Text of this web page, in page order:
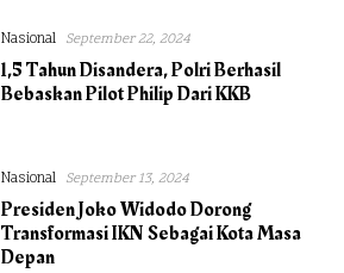
Nasional September 22, 2024
1,5 Tahun Disandera, Polri Berhasil
Bebaskan Pilot Philip Dari KKB
Nasional September 13, 2024
Presiden Joko Widodo Dorong
Transformasi IKN Sebagai Kota Masa
Depan